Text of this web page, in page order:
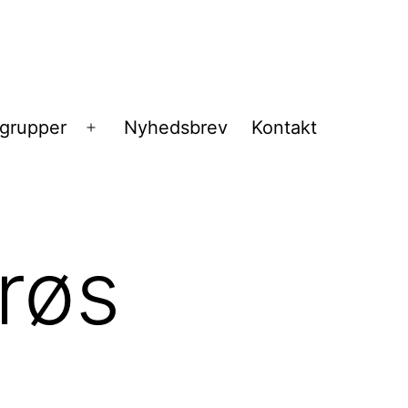
Åbn
Nyhedsbrev Kontakt